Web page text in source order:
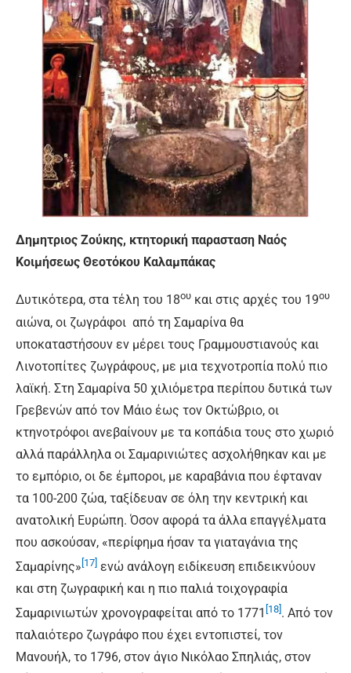
Δημητριος Ζούκης, κτητορική παρασταση Ναός
Κοιμήσεως Θεοτόκου Καλαμπάκας
Δυτικότερα, στα τέλη του 18ου και στις αρχές του 19ου
αιώνα, οι ζωγράφοι από τη Σαμαρίνα θα
υποκαταστήσουν εν μέρει τους Γραμμουστιανούς και
Λινοτοπίτες ζωγράφους, με μια τεχνοτροπία πολύ πιο
λαϊκή. Στη Σαμαρίνα 50 χιλιόμετρα περίπου δυτικά των
Γρεβενών από τον Μάιο έως τον Οκτώβριο, οι
κτηνοτρόφοι ανεβαίνουν με τα κοπάδια τους στο χωριό
αλλά παράλληλα οι Σαμαρινιώτες ασχολήθηκαν και με
το εμπόριο, οι δε έμποροι, με καραβάνια που έφταναν
τα 100-200 ζώα, ταξίδευαν σε όλη την κεντρική και
ανατολική Ευρώπη. Όσον αφορά τα άλλα επαγγέλματα
που ασκούσαν, «περίφημα ήσαν τα γιαταγάνια της
Σαμαρίνης» [17] ενώ ανάλογη ειδίκευση επιδεικνύουν
και στη ζωγραφική και η πιο παλιά τοιχογραφία
Σαμαρινιωτών χρονογραφείται από το 1771 [18] . Από τον
παλαιότερο ζωγράφο που έχει εντοπιστεί, τον
Μανουήλ, το 1796, στον άγιο Νικόλαο Σπηλιάς, στον